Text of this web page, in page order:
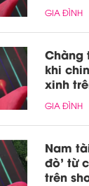
GIA ĐÌNH
Chàng
khi
xinh
GIA ĐÌNH
Nam
đò' từ
trên